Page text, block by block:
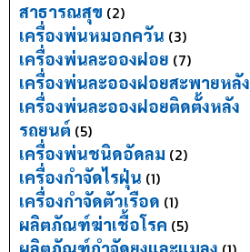
สาธารณสุข (2)
เครื่องพ่นหมอกควัน (3)
เครื่องพ่นละอองฝอย (7)
เครื่องพ่นละอองฝอยสะพายหลัง
เครื่องพ่นละอองฝอยติดตั้งหลัง
รถยนต์ (5)
เครื่องพ่นชนิดอัดลม (2)
เครื่องกำจัดไรฝุ่น (1)
เครื่องกำจัดตัวเรือด (1)
ผลิตภัณฑ์ฆ่าเชื้อโรค (5)